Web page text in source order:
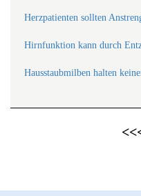
Herzpatienten sollten
Hirnfunktion kann durch
Hausstaubmilben halten